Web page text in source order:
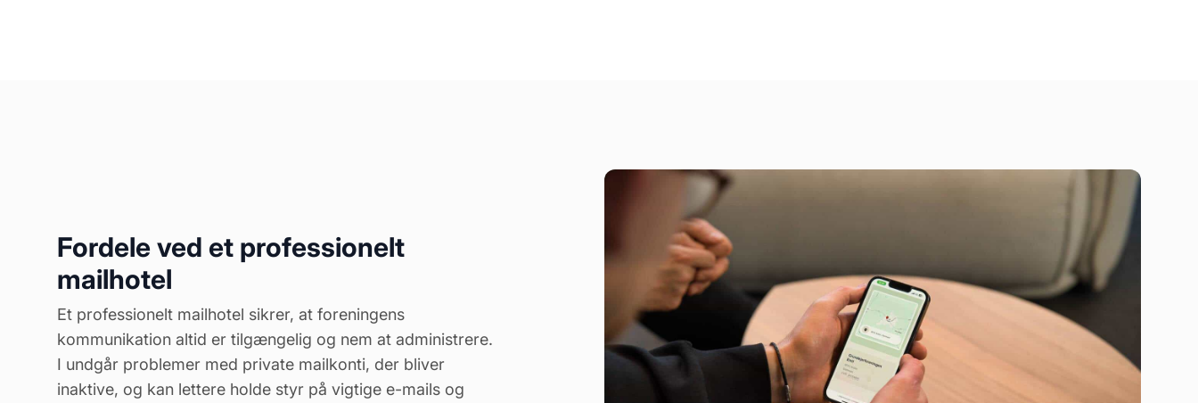
Fordele ved et professionelt
mailhotel
Et professionelt mailhotel sikrer, at foreningens
kommunikation altid er tilgængelig og nem at administrere.
I undgår problemer med private mailkonti, der bliver
inaktive, og kan lettere holde styr på vigtige e-mails og